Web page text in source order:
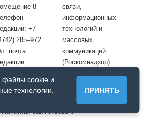
файлы cookie и
технологии.
ПРИНЯТЬ
8
+7
285–972
почта
связи,
информационных
технологий и
массовых
коммуникаций
(Роскомнадзор)
цитирование материалов с
гиперссылкой на страницу, с которой
материал заимствован.